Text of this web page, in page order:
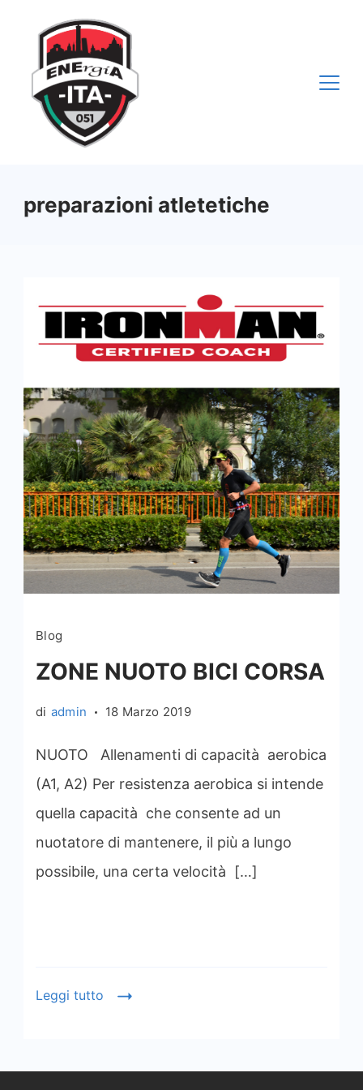
contenuto
preparazioni atletetiche
Blog
ZONE NUOTO BICI CORSA
di admin 18 Marzo 2019
NUOTO Allenamenti di capacità aerobica
(A1, A2) Per resistenza aerobica si intende
quella capacità che consente ad un
nuotatore di mantenere, il più a lungo
possibile, una certa velocità […]
Leggi tutto